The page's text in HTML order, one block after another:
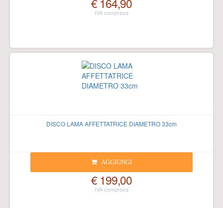
DISCO LAMA AFFETTATRICE DIAMETRO 33cm
AGGIUNGI
€ 199,00